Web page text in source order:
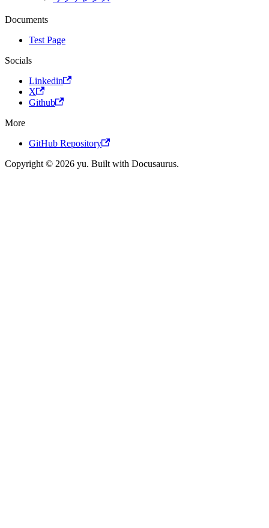
Documents
Test Page
Socials
Linkedin
X
Github
More
GitHub Repository
Copyright © 2026 yu. Built with Docusaurus.